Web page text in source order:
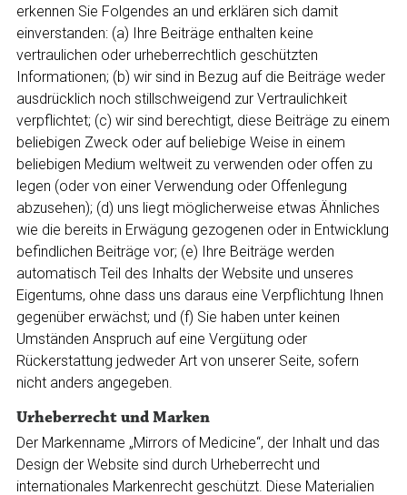
erkennen Sie Folgendes an und erklären sich damit
einverstanden: (a) Ihre Beiträge enthalten keine
vertraulichen oder urheberrechtlich geschützten
Informationen; (b) wir sind in Bezug auf die Beiträge weder
ausdrücklich noch stillschweigend zur Vertraulichkeit
verpflichtet; (c) wir sind berechtigt, diese Beiträge zu einem
beliebigen Zweck oder auf beliebige Weise in einem
beliebigen Medium weltweit zu verwenden oder offen zu
legen (oder von einer Verwendung oder Offenlegung
abzusehen); (d) uns liegt möglicherweise etwas Ähnliches
wie die bereits in Erwägung gezogenen oder in Entwicklung
befindlichen Beiträge vor; (e) Ihre Beiträge werden
automatisch Teil des Inhalts der Website und unseres
Eigentums, ohne dass uns daraus eine Verpflichtung Ihnen
gegenüber erwächst; und (f) Sie haben unter keinen
Umständen Anspruch auf eine Vergütung oder
Rückerstattung jedweder Art von unserer Seite, sofern
nicht anders angegeben.
Urheberrecht und Marken
Der Markenname „Mirrors of Medicine“, der Inhalt und das
Design der Website sind durch Urheberrecht und
internationales Markenrecht geschützt. Diese Materialien